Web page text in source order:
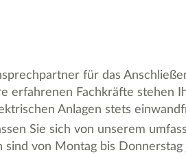
für das
erfahrenen Fachkräfte stehen
Anlagen stets
Sie sich von unserem
sind von Montag bis